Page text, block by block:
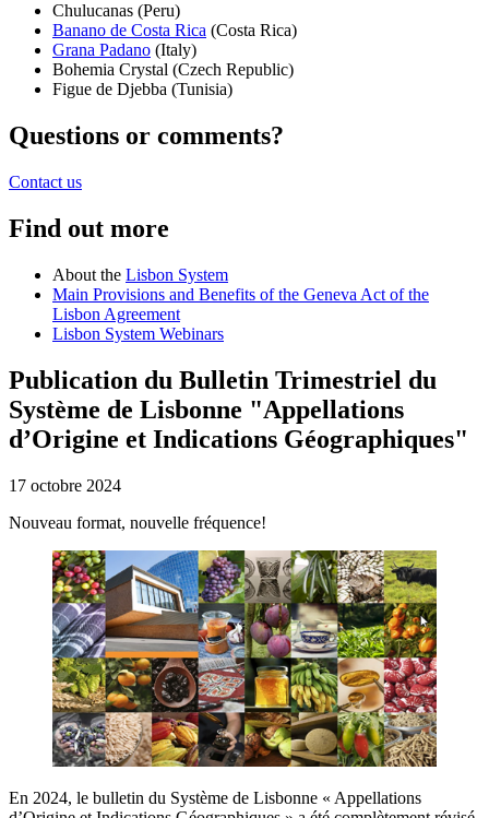
Chulucanas (Peru)
Banano de Costa Rica (Costa Rica)
Grana Padano (Italy)
Bohemia Crystal (Czech Republic)
Figue de Djebba (Tunisia)
Questions or comments?
Contact us
Find out more
About the Lisbon System
Main Provisions and Benefits of the Geneva Act of the
Lisbon Agreement
Lisbon System Webinars
Publication du Bulletin Trimestriel du
Système de Lisbonne "Appellations
d’Origine et Indications Géographiques"
17 octobre 2024
Nouveau format, nouvelle fréquence!
En 2024, le bulletin du Système de Lisbonne « Appellations